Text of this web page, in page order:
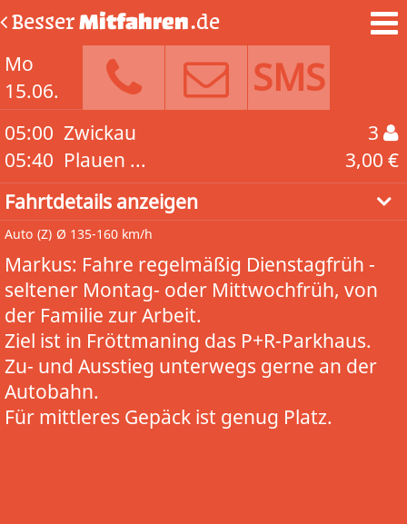
BesserMitfahren.de
Mo
15.06.
SMS
05:00
05:40
Zwickau
Plauen ...
3
3,00 €
Fahrtdetails anzeigen
Auto (Z) Ø 135-160 km/h
Markus: Fahre regelmäßig Dienstagfrüh -
seltener Montag- oder Mittwochfrüh, von
der Familie zur Arbeit.
Ziel ist in Fröttmaning das P+R-Parkhaus.
Zu- und Ausstieg unterwegs gerne an der
Autobahn.
Für mittleres Gepäck ist genug Platz.